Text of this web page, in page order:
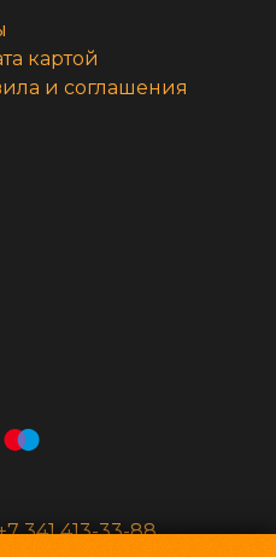
картой
и соглашения
341 413-33-88